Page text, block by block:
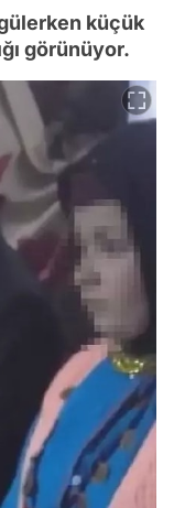
küçük
görünüyor.